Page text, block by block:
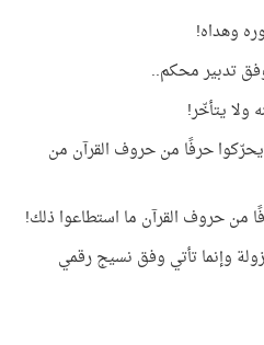
وهداه!
تدبير محكم..
يتأخّر!
حرفًا من حروف القرآن من
من حروف القرآن ما استطاعوا ذلك!
وإنما تأتي وفق نسيج رقمي